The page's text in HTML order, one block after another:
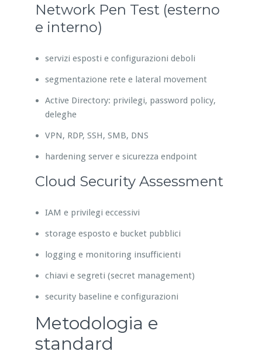
Network Pen Test (esterno
e interno)
servizi esposti e configurazioni deboli
segmentazione rete e lateral movement
Active Directory: privilegi, password policy,
deleghe
VPN, RDP, SSH, SMB, DNS
hardening server e sicurezza endpoint
Cloud Security Assessment
IAM e privilegi eccessivi
storage esposto e bucket pubblici
logging e monitoring insufficienti
chiavi e segreti (secret management)
security baseline e configurazioni
Metodologia e
standard